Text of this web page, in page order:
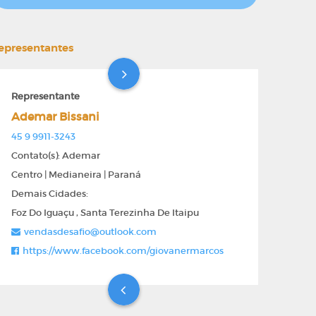
Representante
Ademar Bissani
45 9 9911-3243
Contato(s): Ademar
Centro | Medianeira | Paraná
Demais Cidades:
Foz Do Iguaçu , Santa Terezinha De Itaipu
vendasdesafio@outlook.com
https://www.facebook.com/giovanermarcos